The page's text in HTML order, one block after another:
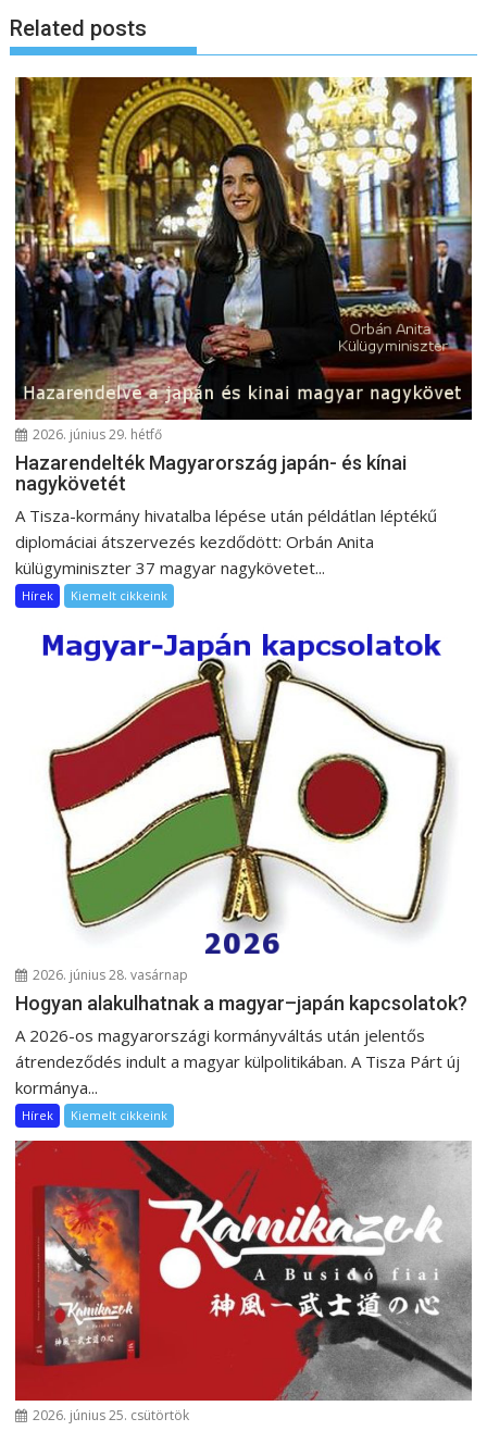
y
z
é
s
n
a
v
i
g
á
i
ó
Related posts
2026. június 29. hétfő
Hazarendelték Magyarország japán- és kínai
nagykövetét
A Tisza-kormány hivatalba lépése után példátlan léptékű
diplomáciai átszervezés kezdődött: Orbán Anita
külügyminiszter 37 magyar nagykövetet...
Hírek Kiemelt cikkeink
2026. június 28. vasárnap
Hogyan alakulhatnak a magyar–japán kapcsolatok?
A 2026-os magyarországi kormányváltás után jelentős
átrendeződés indult a magyar külpolitikában. A Tisza Párt új
kormánya...
Hírek Kiemelt cikkeink
2026. június 25. csütörtök